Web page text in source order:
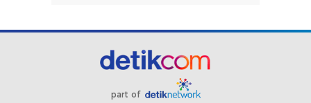
part of